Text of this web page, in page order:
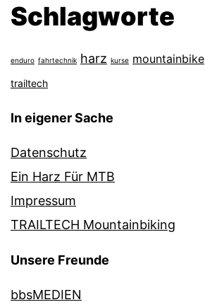
Schlagworte
enduro fahrtechnik harz kurse mountainbike
trailtech
In eigener Sache
Datenschutz
Ein Harz Für MTB
Impressum
TRAILTECH Mountainbiking
Unsere Freunde
bbsMEDIEN